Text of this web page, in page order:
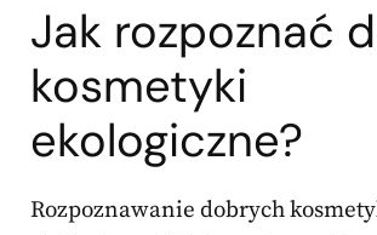
Jak rozpoznać
kosmetyki
ekologiczne?
Rozpoznawanie dobrych